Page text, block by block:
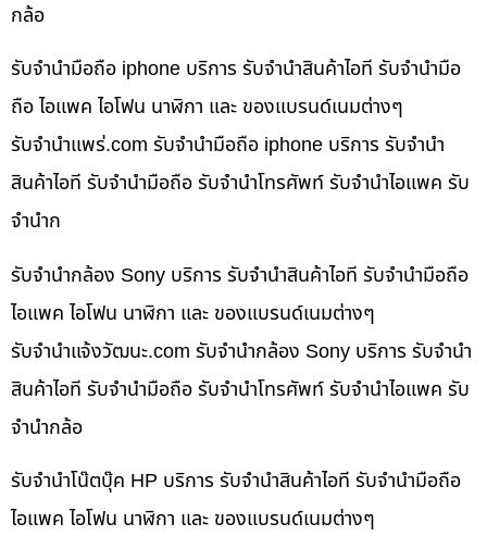
กล้อ
รับจำนำมือถือ iphone บริการ รับจำนำสินค้าไอที รับจำนำมือ
ถือ ไอแพค ไอโฟน นาฬิกา และ ของแบรนด์เนมต่างๆ
รับจํานําแพร่.com รับจำนำมือถือ iphone บริการ รับจำนำ
สินค้าไอที รับจำนำมือถือ รับจำนำโทรศัพท์ รับจำนำไอแพค รับ
จำนำก
รับจำนำกล้อง Sony บริการ รับจำนำสินค้าไอที รับจำนำมือถือ
ไอแพค ไอโฟน นาฬิกา และ ของแบรนด์เนมต่างๆ
รับจํานําแจ้งวัฒนะ.com รับจำนำกล้อง Sony บริการ รับจำนำ
สินค้าไอที รับจำนำมือถือ รับจำนำโทรศัพท์ รับจำนำไอแพค รับ
จำนำกล้อ
รับจำนำโน๊ตบุ๊ค HP บริการ รับจำนำสินค้าไอที รับจำนำมือถือ
ไอแพค ไอโฟน นาฬิกา และ ของแบรนด์เนมต่างๆ